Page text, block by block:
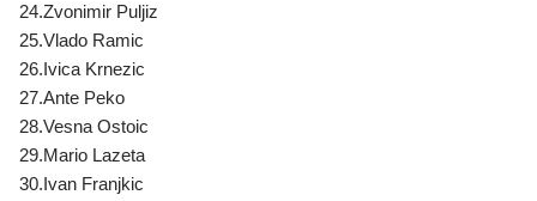
24.Zvonimir Puljiz
25.Vlado Ramic
26.Ivica Krnezic
27.Ante Peko
28.Vesna Ostoic
29.Mario Lazeta
30.Ivan Franjkic